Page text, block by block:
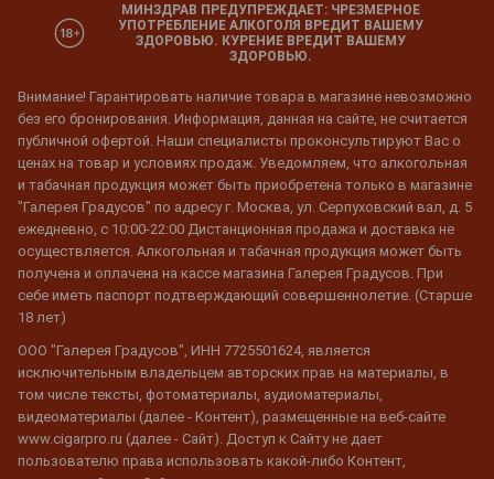
МИНЗДРАВ ПРЕДУПРЕЖДАЕТ: ЧРЕЗМЕРНОЕ
УПОТРЕБЛЕНИЕ АЛКОГОЛЯ ВРЕДИТ ВАШЕМУ
ЗДОРОВЬЮ. КУРЕНИЕ ВРЕДИТ ВАШЕМУ
ЗДОРОВЬЮ.
Внимание! Гарантировать наличие товара в магазине невозможно
без его бронирования. Информация, данная на сайте, не считается
публичной офертой. Наши специалисты проконсультируют Вас о
ценах на товар и условиях продаж. Уведомляем, что алкогольная
и табачная продукция может быть приобретена только в магазине
"Галерея Градусов" по адресу г. Москва, ул. Серпуховский вал, д. 5
ежедневно, с 10:00-22:00 Дистанционная продажа и доставка не
осуществляется. Алкогольная и табачная продукция может быть
получена и оплачена на кассе магазина Галерея Градусов. При
себе иметь паспорт подтверждающий совершеннолетие. (Старше
18 лет)
ООО "Галерея Градусов", ИНН 7725501624, является
исключительным владельцем авторских прав на материалы, в
том числе тексты, фотоматериалы, аудиоматериалы,
видеоматериалы (далее - Контент), размещенные на веб-сайте
www.cigarpro.ru (далее - Сайт). Доступ к Сайту не дает
пользователю права использовать какой-либо Контент,